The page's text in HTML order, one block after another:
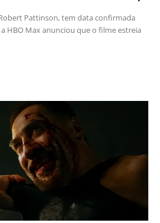
Pattinson, tem data confirmada
HBO Max anunciou que o filme estreia